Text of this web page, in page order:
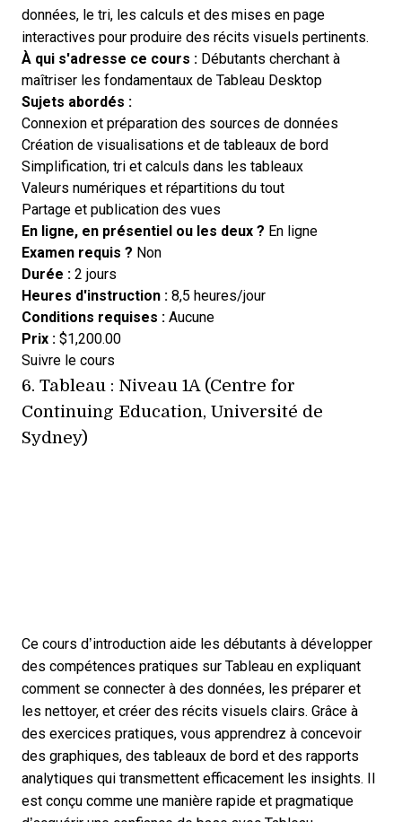
données, le tri, les calculs et des mises en page
interactives pour produire des récits visuels pertinents.
À qui s'adresse ce cours : Débutants cherchant à
maîtriser les fondamentaux de Tableau Desktop
Sujets abordés :
Connexion et préparation des sources de données
Création de visualisations et de tableaux de bord
Simplification, tri et calculs dans les tableaux
Valeurs numériques et répartitions du tout
Partage et publication des vues
En ligne, en présentiel ou les deux ? En ligne
Examen requis ? Non
Durée : 2 jours
Heures d'instruction : 8,5 heures/jour
Conditions requises : Aucune
Prix : $1,200.00
Suivre le cours
6. Tableau : Niveau 1A (Centre for
Continuing Education, Université de
Sydney)
Ce cours d’introduction aide les débutants à développer
des compétences pratiques sur Tableau en expliquant
comment se connecter à des données, les préparer et
les nettoyer, et créer des récits visuels clairs. Grâce à
des exercices pratiques, vous apprendrez à concevoir
des graphiques, des tableaux de bord et des rapports
analytiques qui transmettent efficacement les insights. Il
est conçu comme une manière rapide et pragmatique